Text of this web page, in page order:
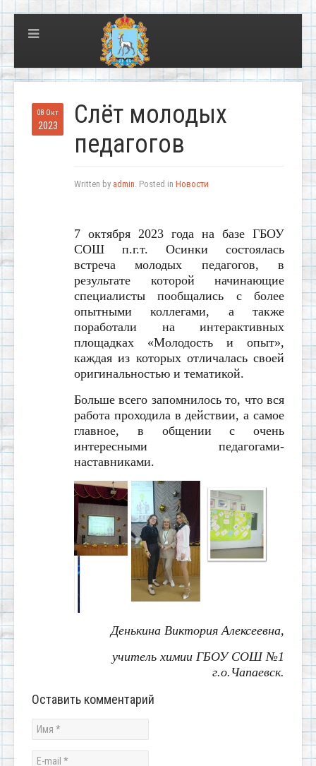
08 Окт
2023
Слёт молодых
педагогов
Written by admin. Posted in Новости
7 октября 2023 года на базе ГБОУ
СОШ п.г.т. Осинки состоялась
встреча молодых педагогов, в
результате которой начинающие
специалисты пообщались с более
опытными коллегами, а также
поработали на интерактивных
площадках «Молодость и опыт»,
каждая из которых отличалась своей
оригинальностью и тематикой.
Больше всего запомнилось то, что вся
работа проходила в действии, а самое
главное, в общении с очень
интересными педагогами-
наставниками.
Денькина Виктория Алексеевна,
учитель химии ГБОУ СОШ №1
г.о.Чапаевск.
Оставить комментарий